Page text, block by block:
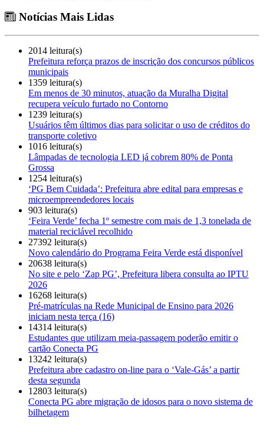
Notícias Mais Lidas
2014 leitura(s)
Prefeitura reforça prazos de inscrição dos concursos públicos
municipais
1359 leitura(s)
Em menos de 30 minutos, atuação da Muralha Digital
recupera veículo furtado no Contorno
1239 leitura(s)
Usuários têm últimos dias para solicitar o uso de créditos do
transporte coletivo
1016 leitura(s)
Lâmpadas de tecnologia LED já cobrem 80% de Ponta
Grossa
1254 leitura(s)
‘PG Bem Cuidada’: Prefeitura abre edital para empresas e
microempreendedores locais
903 leitura(s)
‘Feira Verde’ fecha 1º semestre com mais de 1,3 tonelada de
material reciclável recolhido
27392 leitura(s)
Novo calendário do Programa Feira Verde está disponível
20638 leitura(s)
No site e pelo ‘Zap PG’, Prefeitura libera consulta ao IPTU
2026
16268 leitura(s)
Pré-matrículas na Rede Municipal de Ensino para 2026
iniciam nesta terça (16)
14314 leitura(s)
Estudantes que utilizam meia-passagem poderão emitir o
cartão Conecta PG
13242 leitura(s)
Prefeitura abre cadastro on-line para o ‘Vale-Gás’ a partir
desta segunda
12803 leitura(s)
Conecta PG abre migração de idosos para o novo sistema de
bilhetagem